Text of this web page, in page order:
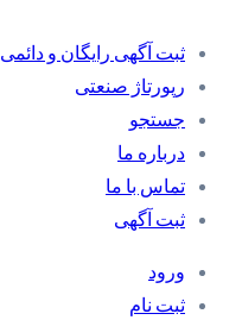
ثبت آگهی رایگان و دائمی
رپورتاژ صنعتی
جستجو
درباره ما
تماس با ما
ثبت آگهی
ورود
ثبت نام